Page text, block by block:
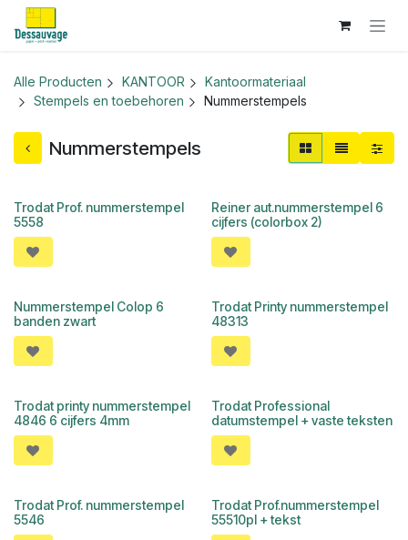
Overslaan naar inhoud
Alle Producten KANTOOR
Kantoormateriaal
Stempels en toebehoren
Nummerstempels
Nummerstempels
Trodat Prof. nummerstempel
5558
Reiner aut.nummerstempel 6
cijfers (colorbox 2)
Nummerstempel Colop 6
banden zwart
Trodat Printy nummerstempel
48313
Trodat printy nummerstempel
4846 6 cijfers 4mm
Trodat Professional
datumstempel + vaste teksten
Trodat Prof. nummerstempel
5546
Trodat Prof.nummerstempel
55510pl + tekst